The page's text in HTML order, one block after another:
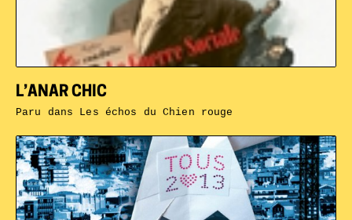
L’ANAR CHIC
Paru dans Les échos du Chien rouge